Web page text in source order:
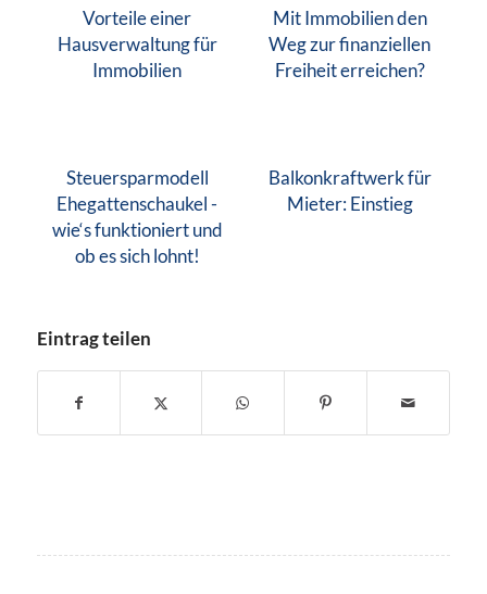
Vorteile einer
Hausverwaltung für
Immobilien
Mit Immobilien den
Weg zur finanziellen
Freiheit erreichen?
Steuersparmodell
Ehegattenschaukel -
wie‘s funktioniert und
ob es sich lohnt!
Balkonkraftwerk für
Mieter: Einstieg
Eintrag teilen